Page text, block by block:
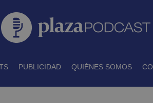
PUBLICIDAD QUIÉNES SOMOS